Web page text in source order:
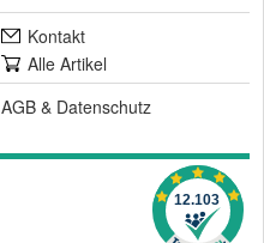
Kontakt
Alle Artikel
AGB & Datenschutz